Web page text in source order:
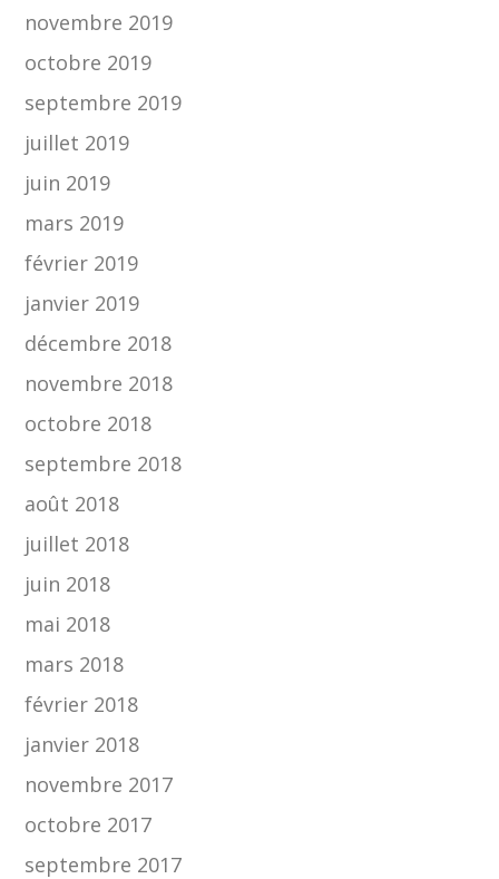
novembre 2019
octobre 2019
septembre 2019
juillet 2019
juin 2019
mars 2019
février 2019
janvier 2019
décembre 2018
novembre 2018
octobre 2018
septembre 2018
août 2018
juillet 2018
juin 2018
mai 2018
mars 2018
février 2018
janvier 2018
novembre 2017
octobre 2017
septembre 2017